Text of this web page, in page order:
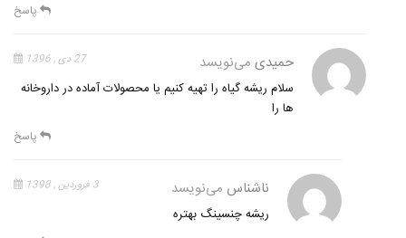
پاسخ
حمیدی می‌نویسد 27 دی , 1396
سلام ریشه گیاه را تهیه کنیم یا محصولات آماده در داروخانه
ها را
پاسخ
ناشناس می‌نویسد 3 فروردین , 1398
ریشه چنسینگ بهتره